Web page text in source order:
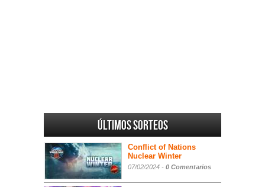
Últimos sorteos
Conflict of Nations
Nuclear Winter
07/02/2024 - 0 Comentarios